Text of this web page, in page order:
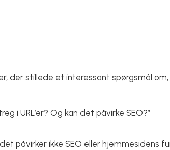
der stillede et interessant spørgsmål
i URL’er? Og kan det påvirke SEO?”
påvirker ikke SEO eller hjemmesidens